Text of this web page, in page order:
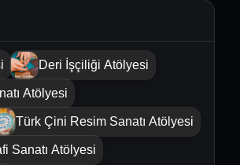
Deri İşçiliği Atölyesi
Atölyesi
Türk Çini Resim Sanatı Atölyesi
Sanatı Atölyesi